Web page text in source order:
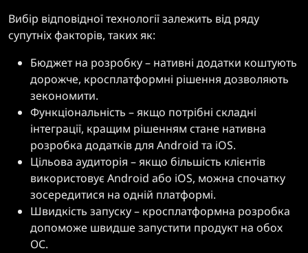
Вибір відповідної технології залежить від ряду
супутніх факторів, таких як:
Бюджет на розробку – нативні додатки коштують
дорожче, кросплатформні рішення дозволяють
зекономити.
Функціональність – якщо потрібні складні
інтеграції, кращим рішенням стане нативна
розробка додатків для Android та iOS.
Цільова аудиторія – якщо більшість клієнтів
використовує Android або iOS, можна спочатку
зосередитися на одній платформі.
Швидкість запуску – кросплатформна розробка
допоможе швидше запустити продукт на обох
ОС.